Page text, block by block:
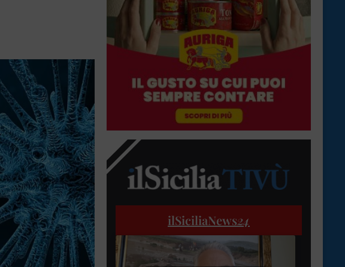
ilSiciliaNews24